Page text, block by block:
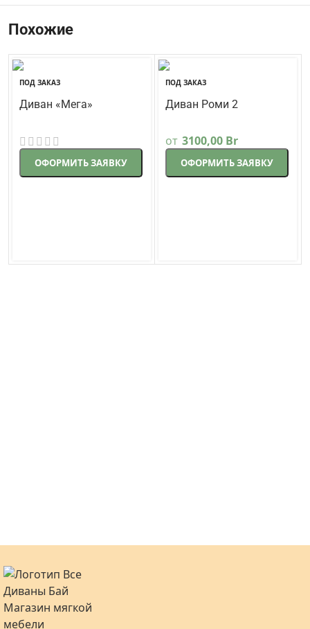
Похожие
ПОД ЗАКАЗ
Диван «Мега»
ОФОРМИТЬ ЗАЯВКУ
ПОД ЗАКАЗ
Диван Роми 2
от 3100,00 Br
ОФОРМИТЬ ЗАЯВКУ